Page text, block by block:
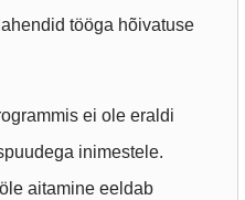
tööga hõivatuse
ei ole eraldi
inimestele.
aitamine eeldab